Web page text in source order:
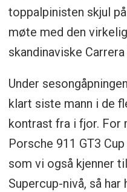
toppalpinisten skjul
møte med den
skandinaviske Carrera
Under
klart siste mann i de
kontrast fra i fjor. For
Porsche 911 GT3
som vi også kjenner
Supercup-nivå, så